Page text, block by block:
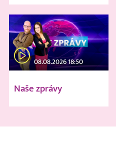
08.08.2026 18:50
Naše zprávy